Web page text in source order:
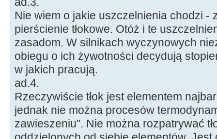
Nie wiem o jakie uszczelnienia chodzi -
pierścienie tłokowe. Otóż i te
zasadom. W silnikach wyczynowych
obiegu o ich żywotności decydują
w jakich pracują.
ad.4.
Rzeczywiście tłok jest elementem
jednak nie można procesów
zawieszeniu". Nie można rozpatrywać